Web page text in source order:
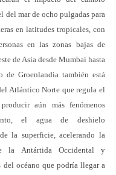
mar de ocho pulgadas para
en latitudes tropicales, con
en las zonas bajas de
de Asia desde Mumbai hasta
de Groenlandia también está
Atlántico Norte que regula el
aún más fenómenos
el agua de deshielo
la superficie, acelerando la
la Antártida Occidental y
océano que podría llegar a